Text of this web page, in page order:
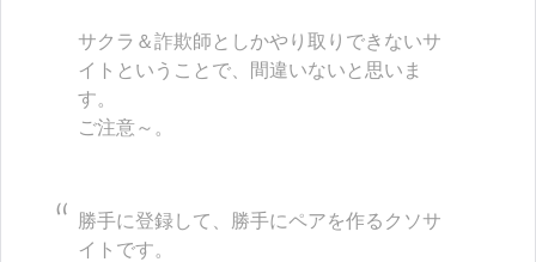
サクラ＆詐欺師としかやり取りできないサ
イトということで、間違いないと思いま
す。
ご注意～。
勝手に登録して、勝手にペアを作るクソサ
イトです。